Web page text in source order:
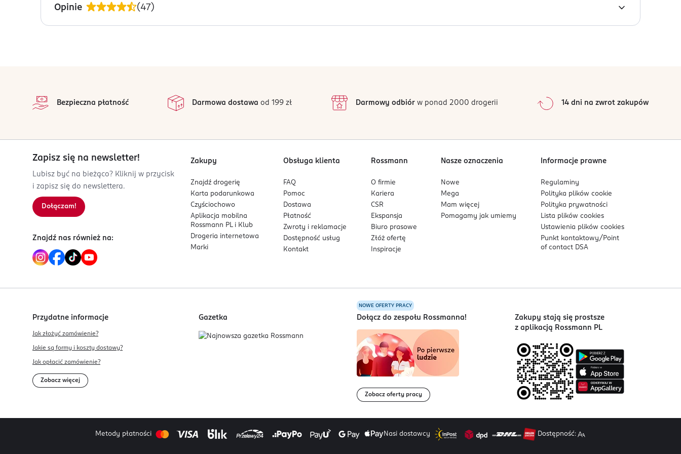
Węglowodany
w tym cukry 53 g
Przechowywać w suchym i ciemnym miejscu szczelnie zamknięte. Po otwarciu spożyć w ciągu 7 dni.
Opinie (47)
2
1
0%
Sortowanie wgdata: od najnowszej
Bezpieczna płatność Darmowa dostawa od 199 zł Darmowy odbiórw ponad 2000 drogerii 14 dni na zwrot zakupów
Zapisz się na newsletter!
Lubisz być na bieżąco? Kliknij w przycisk
i zapisz się do newslettera.
Dołączam!
Znajdź nas również na:
Zakupy
Znajdź drogerię
Karta podarunkowa
Czyściochowo
Aplikacja mobilna
Rossmann PL i Klub
Drogeria internetowa
Marki
Obsługa klienta
FAQ
Pomoc
Dostawa
Płatność
Zwroty i reklamacje
Dostępność usług
Kontakt
Rossmann
O firmie
Kariera
CSR
Ekspansja
Biuro prasowe
Złóż ofertę
Inspiracje
Nasze oznaczenia
Nowe
Mega
Mam więcej
Pomagamy jak umiemy
Informacje prawne
Regulaminy
Polityka plikówcookie
Polityka prywatności
Lista plikówcookies
Ustawienia plikówcookies
Punkt kontaktowy/ Point
of contact DSA
Przydatne informacje
Jak złożyć zamówienie?
Jakie są formy i koszty dostawy?
Jak opłacić zamówienie?
Zobacz więcej
Gazetka
NOWE OFERTY PRACY
Dołącz do zespołu Rossmanna!
Zobacz oferty pracy
Zakupy stają się prostsze
z aplikacją Rossmann PL
Metody płatności Nasi dostawcy Dostępność: